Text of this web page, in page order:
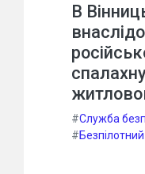
В
#Служба
#